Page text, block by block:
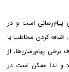
پیام‌رسانی است و در
اضافه کردن مخاطب یا
برخی پیام‌رسان‌ها، از
و لذا ممکن است در